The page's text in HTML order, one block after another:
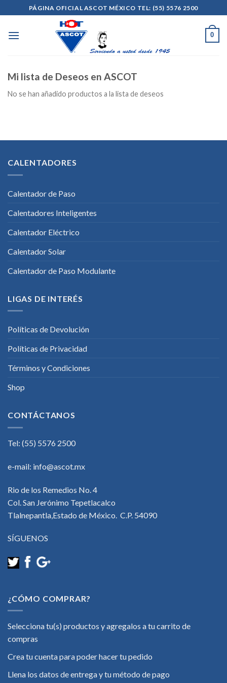
to
content
PÁGINA OFICIAL ASCOT MÉXICO TEL: (55) 5576 2500
0
Mi lista de Deseos en ASCOT
No se han añadido productos a la lista de deseos
CALENTADORES
Calentador de Paso
Calentadores Inteligentes
Calentador Eléctrico
Calentador Solar
Calentador de Paso Modulante
LIGAS DE INTERÉS
Políticas de Devolución
Políticas de Privacidad
Términos y Condiciones
Shop
CONTÁCTANOS
Tel: (55) 5576 2500
e-mail: info@ascot.mx
Rio de los Remedios No. 4
Col. San Jerónimo Tepetlacalco
Tlalnepantla,Estado de México. C.P. 54090
SÍGUENOS
¿CÓMO COMPRAR?
Selecciona tu(s) productos y agregalos a tu carrito de
compras
Crea tu cuenta para poder hacer tu pedido
Llena los datos de entrega y tu método de pago